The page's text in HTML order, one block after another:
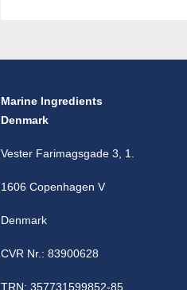
Marine Ingredients
Denmark
Vester Farimagsgade 3, 1.
1606 Copenhagen V
Denmark
CVR Nr.: 83900628
TRN: 357731599852-85